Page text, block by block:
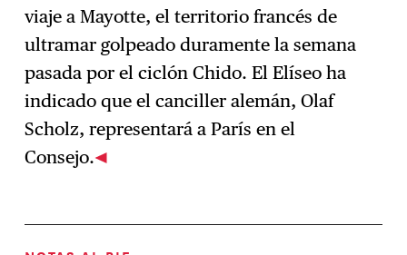
viaje a Mayotte, el territorio francés de
ultramar golpeado duramente la semana
pasada por el ciclón Chido. El Elíseo ha
indicado que el canciller alemán, Olaf
Scholz, representará a París en el
Consejo.